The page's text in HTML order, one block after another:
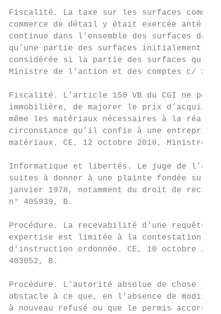
Fiscalité. La taxe sur les surfaces
commerce de détail y était exercée
continue dans l’ensemble des surfaces de
qu’une partie des surfaces initialement
considérée si la partie des surfaces
Ministre de l'action et des comptes c/
Fiscalité. L’article 150 VB du CGI ne
immobilière, de majorer le prix
même les matériaux nécessaires à la
circonstance qu’il confie à une
matériaux. CE, 12 octobre 2018, Ministre
Informatique et libertés. Le juge de
suites à donner à une plainte fondée sur
janvier 1978, notamment du droit de
n° 405939, B.
Procédure. La recevabilité d'une requête
expertise est limitée à la contestation
d'instruction ordonnée. CE, 10 octobre
403052, B.
Procédure. L’autorité absolue de chose
obstacle à ce que, en l'absence de
à nouveau refusé ou que le permis